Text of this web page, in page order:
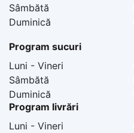
Sâmbătă
Duminică
Program sucuri
Luni - Vineri
Sâmbătă
Duminică
Program livrări
Luni - Vineri